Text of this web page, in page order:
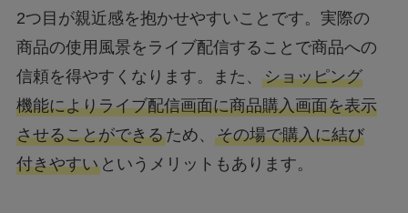
2つ目が親近感を抱かせやすいことです。実際の
商品の使用風景をライブ配信することで商品への
信頼を得やすくなります。また、 ショッピング
機能によりライブ配信画面に商品購入画面を表示
させることができるため、 その場で購入に結び
付きやすいというメリットもあります。